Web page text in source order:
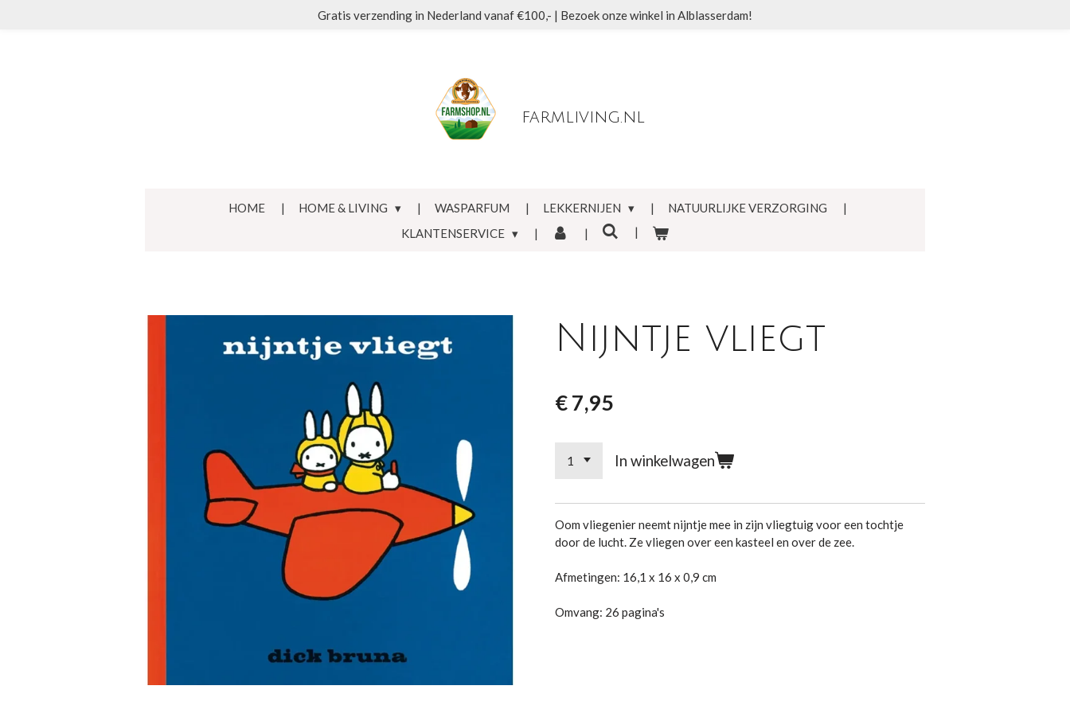
Gratis verzending in Nederland vanaf €100,- | Bezoek onze winkel in Alblasserdam!
farmliving.nl
HOME HOME & LIVING WASPARFUM LEKKERNIJEN
NATUURLIJKE VERZORGING
KLANTENSERVICE
Nijntje vliegt
€ 7,95
In winkelwagen
Oom vliegenier neemt nijntje mee in zijn vliegtuig voor een tochtje
door de lucht. Ze vliegen over een kasteel en over de zee.
Afmetingen: 16,1 x 16 x 0,9 cm
Omvang: 26 pagina's